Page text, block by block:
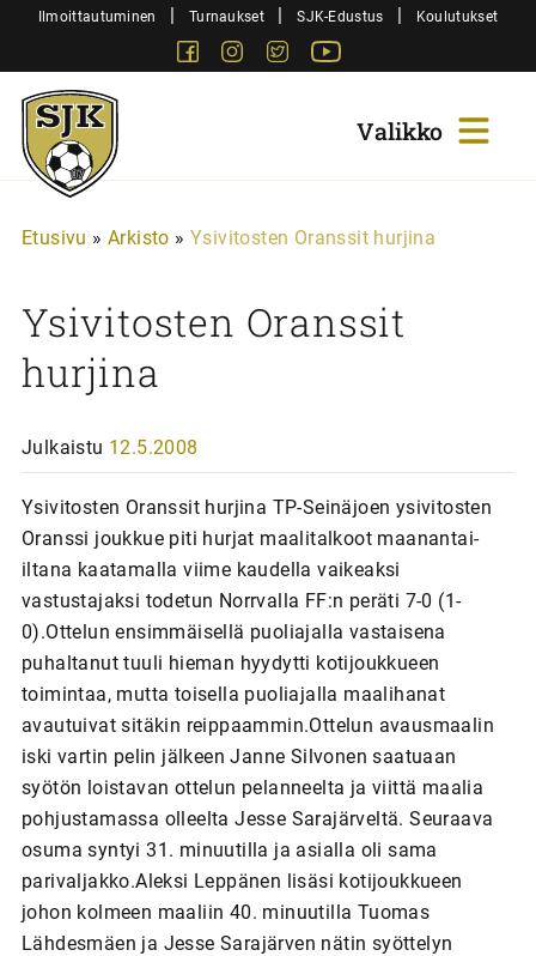
SiirryIlmoittautuminen | Turnaukset | SJK-Edustus | Koulutukset
FacebookInstagram
Twitter
Sjk-
Juniorit
Etusivu » Arkisto » Ysivitosten Oranssit hurjina
Ysivitosten Oranssit
hurjina
Julkaistu 12.5.2008
Ysivitosten Oranssit hurjina TP-Seinäjoen ysivitosten
Oranssi joukkue piti hurjat maalitalkoot maanantai-
iltana kaatamalla viime kaudella vaikeaksi
vastustajaksi todetun Norrvalla FF:n peräti 7-0 (1-
0).Ottelun ensimmäisellä puoliajalla vastaisena
puhaltanut tuuli hieman hyydytti kotijoukkueen
toimintaa, mutta toisella puoliajalla maalihanat
avautuivat sitäkin reippaammin.Ottelun avausmaalin
iski vartin pelin jälkeen Janne Silvonen saatuaan
syötön loistavan ottelun pelanneelta ja viittä maalia
pohjustamassa olleelta Jesse Sarajärveltä. Seuraava
osuma syntyi 31. minuutilla ja asialla oli sama
parivaljakko.Aleksi Leppänen lisäsi kotijoukkueen
johon kolmeen maaliin 40. minuutilla Tuomas
Lähdesmäen ja Jesse Sarajärven nätin syöttelyn